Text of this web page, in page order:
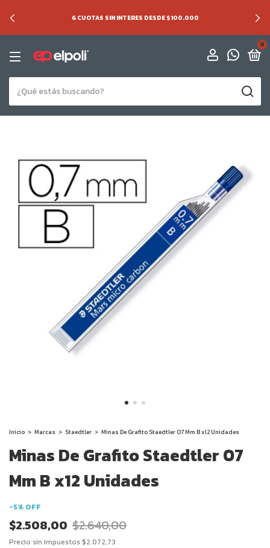
6 CUOTAS SIN INTERES DESDE $100.000
0
Inicio > Marcas > Staedtler > Minas De Grafito Staedtler 07 Mm B x12 Unidades
Minas De Grafito Staedtler 07
Mm B x12 Unidades
-5% OFF
$2.508,00 $2.640,00
Precio sin impuestos$2.072,73